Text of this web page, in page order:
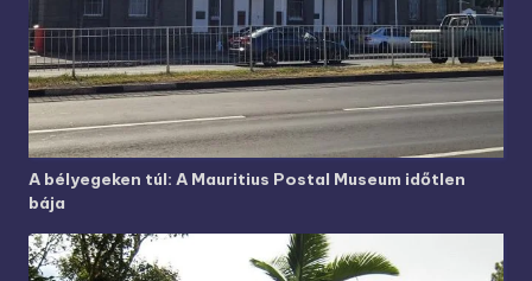
A bélyegeken túl: A Mauritius Postal Museum időtlen
bája